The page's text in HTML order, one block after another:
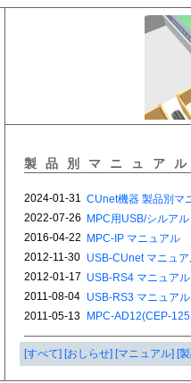
製品別マニュア
[すべて] [おしらせ] [マニュアル] [